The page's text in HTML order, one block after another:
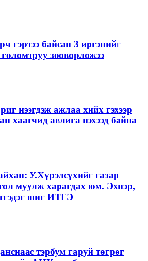
гэртээ байсан 3 иргэнийг
зөөвөрлөжээ
нээгдэж ажлаа хийх гэхээр
хаагчид авлига нэхээд байна
У.Хүрэлсүхийг газар
муулж харагдах юм. Эхнэр,
шиг ИТГЭ
тэрбум гаруй төгрөг